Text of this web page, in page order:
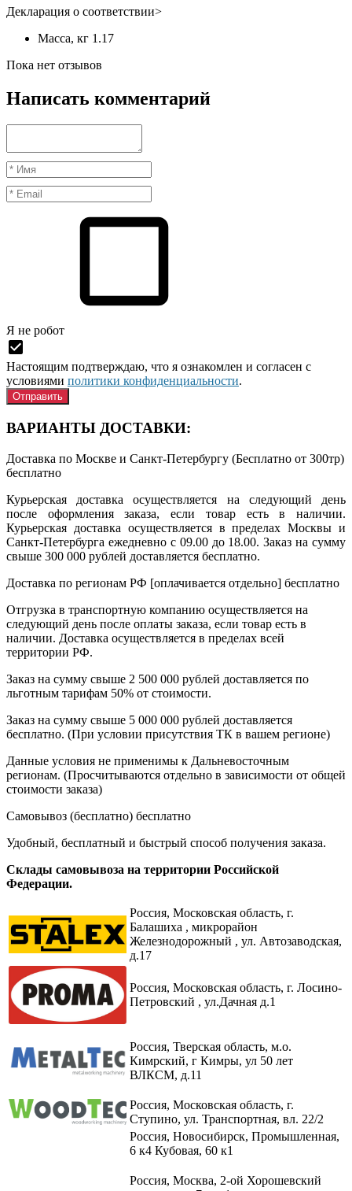
Декларация о соответствии>
Масса, кг 1.17
Пока нет отзывов
Написать комментарий
Я нe рoбoт
Настоящим подтверждаю, что я ознакомлен и согласен с
условиями политики конфиденциальности.
ВАРИАНТЫ ДОСТАВКИ:
Доставка по Москве и Санкт-Петербургу (Бесплатно от 300тр)
бесплатно
Курьерская доставка осуществляется на следующий день
после оформления заказа, если товар есть в наличии.
Курьерская доставка осуществляется в пределах Москвы и
Санкт-Петербурга ежедневно с 09.00 до 18.00. Заказ на сумму
свыше 300 000 рублей доставляется бесплатно.
Доставка по регионам РФ [оплачивается отдельно] бесплатно
Отгрузка в транспортную компанию осуществляется на
следующий день после оплаты заказа, если товар есть в
наличии. Доставка осуществляется в пределах всей
территории РФ.
Заказ на сумму свыше 2 500 000 рублей доставляется по
льготным тарифам 50% от стоимости.
Заказ на сумму свыше 5 000 000 рублей доставляется
бесплатно. (При условии присутствия ТК в вашем регионе)
Данные условия не применимы к Дальневосточным
регионам. (Просчитываются отдельно в зависимости от общей
стоимости заказа)
Самовывоз (бесплатно) бесплатно
Удобный, бесплатный и быстрый способ получения заказа.
Склады самовывоза на территории Российской
Федерации.
Россия, Московская область, г.
Балашиха , микрорайон
Железнодорожный , ул. Автозаводская,
д.17
Россия, Московская область, г. Лосино-
Петровский , ул.Дачная д.1
Россия, Тверская область, м.о.
Кимрский, г Кимры, ул 50 лет
ВЛКСМ, д.11
Россия, Московская область, г.
Ступино, ул. Транспортная, вл. 22/2​
Россия, Новосибирск, Промышленная,
6 к4 Кубовая, 60 к1​
Россия, Москва, 2-ой Хорошевский